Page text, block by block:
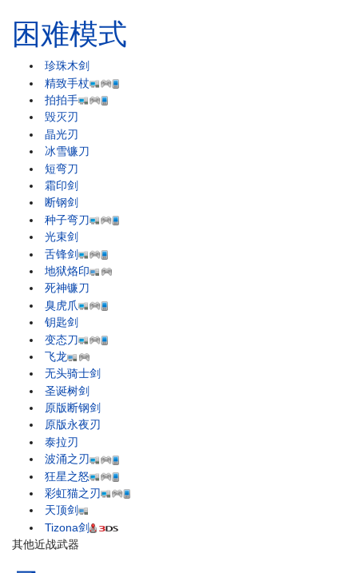
困难模式
珍珠木剑
精致手杖
拍拍手
毁灭刃
晶光刃
冰雪镰刀
短弯刀
霜印剑
断钢剑
种子弯刀
光束剑
舌锋剑
地狱烙印
死神镰刀
臭虎爪
钥匙剑
变态刀
飞龙
无头骑士剑
圣诞树剑
原版断钢剑
原版永夜刃
泰拉刃
波涌之刃
狂星之怒
彩虹猫之刃
天顶剑
Tizona剑
其他近战武器